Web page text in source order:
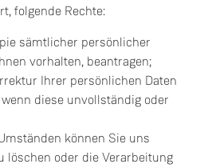
folgende Rechte:
sämtlicher persönlicher
vorhalten, beantragen;
Ihrer persönlichen Daten
diese unvollständig oder
können Sie uns
löschen oder die Verarbeitung